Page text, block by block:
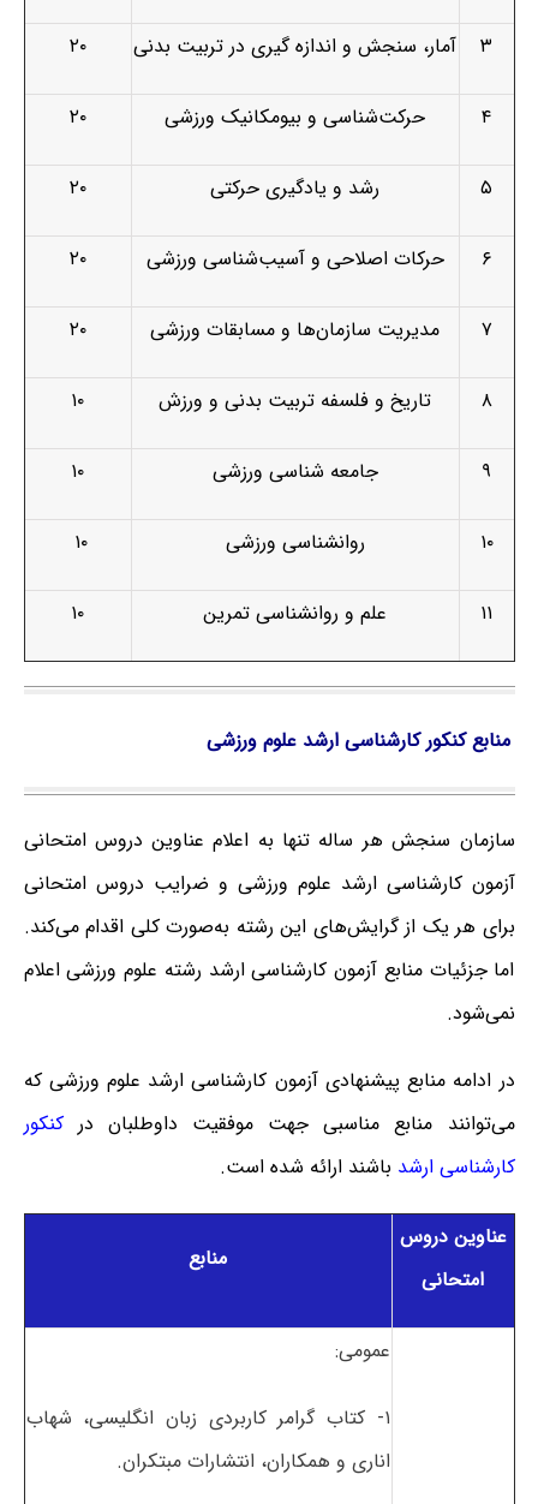
۳ آمار، سنجش و اندازه­ گیری در تربیت بدنی ۲۰
۴ حرکت‌شناسی و بیومکانیک ورزشی ۲۰
۵ رشد و یادگیری حرکتی ۲۰
۶ حرکات اصلاحی و آسیب‌شناسی ورزشی ۲۰
۷ مدیریت سازمان‌ها و مسابقات ورزشی ۲۰
۸ تاریخ و فلسفه تربیت بدنی و ورزش ۱۰
۹ جامعه شناسی ورزشی ۱۰
۱۰ روانشناسی ورزشی ۱۰
۱۱ علم و روانشناسی تمرین ۱۰
منابع کنکور کارشناسی ارشد علوم ورزشی
سازمان سنجش هر ساله تنها به اعلام عناوین دروس امتحانی
آزمون کارشناسی ارشد علوم ورزشی و ضرایب دروس امتحانی
برای هر یک از گرایش‌های این رشته به‌صورت کلی اقدام می‌کند.
اما جزئیات منابع آزمون کارشناسی ارشد رشته علوم ورزشی اعلام
نمی‌شود.
در ادامه منابع پیشنهادی آزمون کارشناسی ارشد علوم ورزشی که
می‌توانند منابع مناسبی جهت موفقیت داوطلبان درکنکور
کارشناسی ارشد باشند ارائه شده است.
عناوین دروس
امتحانی
منابع
عمومی:
۱- کتاب گرامر کاربردی زبان انگلیسی، شهاب
اناری و همکاران، انتشارات مبتکران.